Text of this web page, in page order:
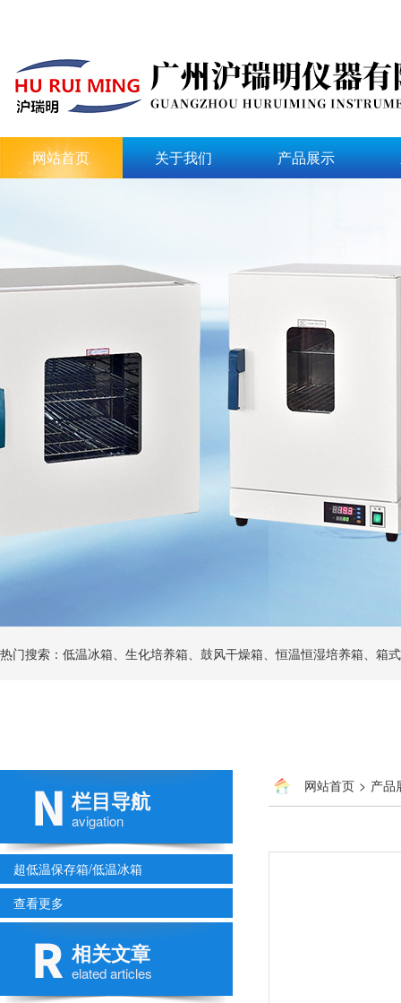
网站首页 关于我们 产品展示
热门搜索：低温冰箱、生化培养箱、鼓风干燥箱、恒温恒湿培养箱、箱
栏目导航
avigation
超低温保存箱/低温冰箱
查看更多
相关文章
elated articles
网站首页 > 产品